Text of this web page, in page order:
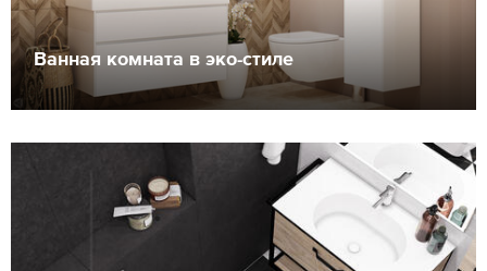
Ванная комната в эко-стиле